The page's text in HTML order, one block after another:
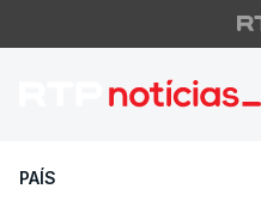
PAÍS